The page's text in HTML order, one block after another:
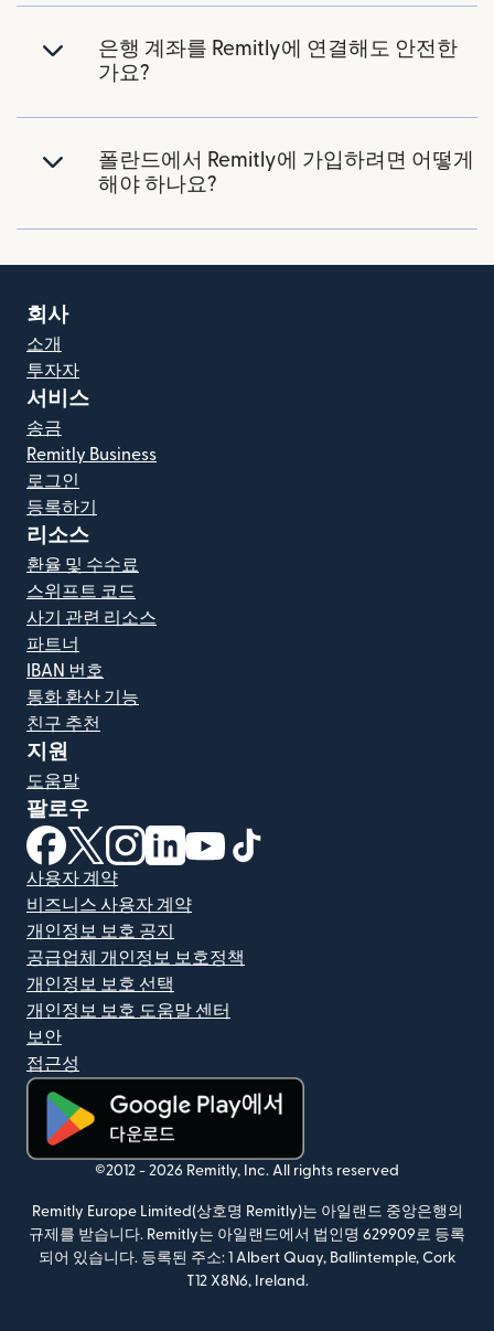
은행 계좌를 Remitly에 연결해도 안전한
가요?
폴란드에서 Remitly에 가입하려면 어떻게
해야 하나요?
회사
소개
투자자
서비스
송금
Remitly Business
로그인
등록하기
리소스
환율 및 수수료
스위프트 코드
사기 관련 리소스
파트너
IBAN 번호
통화 환산 기능
친구 추천
지원
도움말
팔로우
(새 창에서 열림)
(새 창에서 열림)
(새 창에서 열림)
(새 창에서 열림)
(새 창에서 열림)
사용자 계약
비즈니스 사용자 계약
개인정보 보호 공지
공급업체 개인정보 보호정책
개인정보 보호 선택
개인정보 보호 도움말 센터
보안
접근성
(새 창에서 열림)
©2012 - 2026 Remitly, Inc. All rights reserved
Remitly Europe Limited(상호명 Remitly)는 아일랜드 중앙은행의
규제를 받습니다. Remitly는 아일랜드에서 법인명 629909로 등록
되어 있습니다. 등록된 주소: 1 Albert Quay, Ballintemple, Cork
T12 X8N6, Ireland.